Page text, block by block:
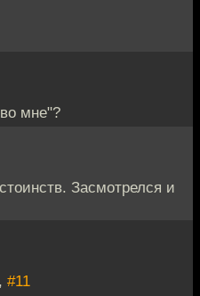
мне"?
Засмотрелся и
#11